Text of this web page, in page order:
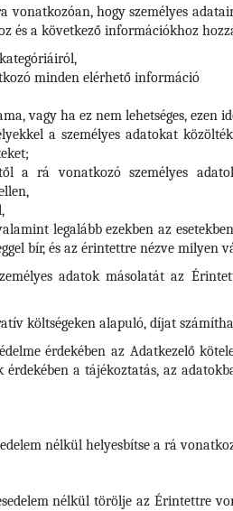
hogy személyes
és a következő információkhoz
minden elérhető információ
vagy ha ez nem lehetséges, ezen
a személyes adatokat
a rá vonatkozó személyes
legalább ezekben az
bír, és az érintettre nézve milyen
adatok másolatát az
költségeken alapuló, díjat
érdekében az Adatkezelő
érdekében a tájékoztatás, az
nélkül helyesbítse a rá
nélkül törölje az Érintettre